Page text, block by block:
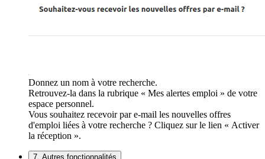
Donnez un nom à votre recherche.
Retrouvez-la dans la rubrique « Mes alertes emploi » de votre
espace personnel.
Vous souhaitez recevoir par e-mail les nouvelles offres
d'emploi liées à votre recherche ? Cliquez sur le lien « Activer
la réception ».
7. Autres fonctionnalités